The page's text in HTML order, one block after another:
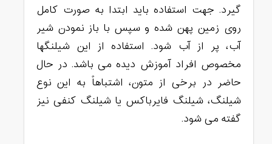
گیرد. جهت استفاده باید ابتدا به صورت کامل
روی زمین پهن شده و سپس با باز نمودن شیر
آب، پر از آب شود. استفاده از این شیلنگها
مخصوص افراد آموزش دیده می باشد. در حال
حاضر در برخی از متون، اشتباهاً به این نوع
شیلنگ، شیلنگ فایرباکس یا شیلنگ کنفی نیز
گفته می شود.